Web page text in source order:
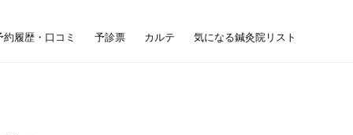
約履歴・口コミ 予診票 カルテ 気になる鍼灸院リスト